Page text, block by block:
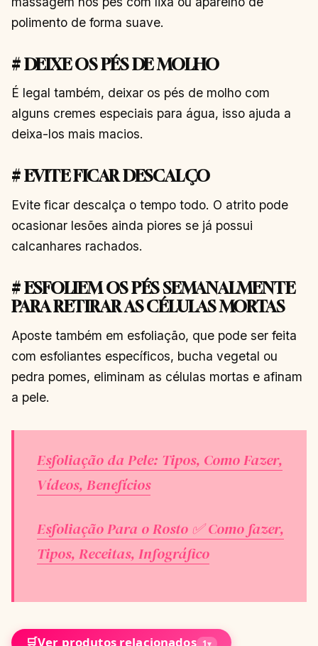
polimento de forma suave.
# DEIXE OS PÉS DE MOLHO
É legal também, deixar os pés de molho com
alguns cremes especiais para água, isso ajuda a
deixa-los mais macios.
# EVITE FICAR DESCALÇO
Evite ficar descalça o tempo todo. O atrito pode
ocasionar lesões ainda piores se já possui
calcanhares rachados.
# ESFOLIEM OS PÉS SEMANALMENTE
PARA RETIRAR AS CÉLULAS MORTAS
Aposte também em esfoliação, que pode ser feita
com esfoliantes específicos, bucha vegetal ou
pedra pomes, eliminam as células mortas e afinam
a pele.
Esfoliação da Pele: Tipos, Como Fazer,
Vídeos, Benefícios
Esfoliação Para o Rosto ✅ Como fazer,
Tipos, Receitas, Infográfico
🛒Ver produtos relacionados 1▾